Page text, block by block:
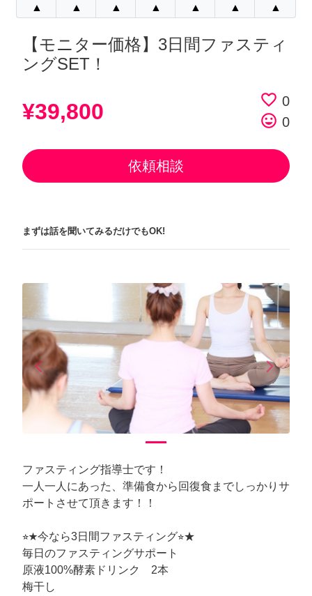
▲ ▲ ▲ ▲ ▲ ▲ ▲
【モニター価格】3日間ファスティ
ングSET！
¥39,800 favorite_border 0
tag_faces 0
依頼相談
まずは話を聞いてみるだけでもOK!
arrow_back_iosPrevious arrow_forward_iosNext
ファスティング指導士です！
一人一人にあった、準備食から回復食までしっかりサ
ポートさせて頂きます！！
⭐︎★今なら3日間ファスティング⭐︎★
毎日のファスティングサポート
原液100%酵素ドリンク 2本
梅干し